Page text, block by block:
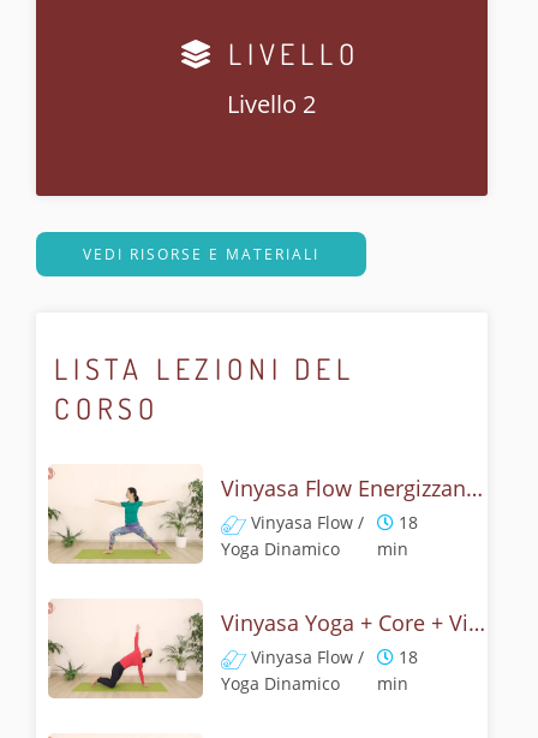
LIVELLO
Livello 2
VEDI RISORSE E MATERIALI
LISTA LEZIONI DEL
CORSO
Vinyasa Flow Energizzante - Challenge 1
Vinyasa Flow /
Yoga Dinamico
18
min
Vinyasa Yoga + Core + Vitalità - Challenge 2
Vinyasa Flow /
Yoga Dinamico
18
min